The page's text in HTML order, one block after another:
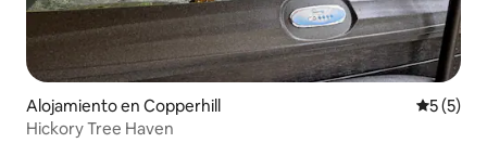
Alojamiento en Copperhill
5 (5)
Hickory Tree Haven